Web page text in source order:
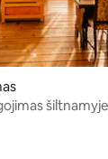
4,93 iš 5,